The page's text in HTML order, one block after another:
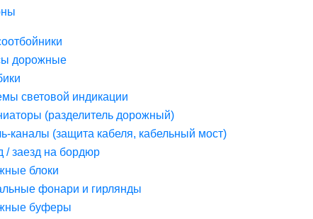
дорожные
световой индикации
(разделитель дорожный)
каналы (защита кабеля, кабельный мост)
/ заезд на бордюр
блоки
фонари и гирлянды
буферы